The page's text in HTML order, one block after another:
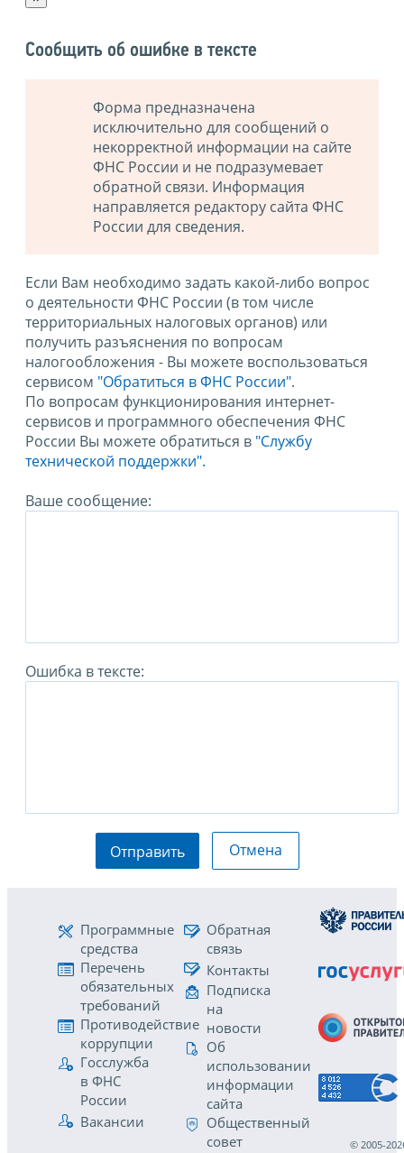
Сообщить об ошибке в тексте
Форма предназначена
исключительно для сообщений о
некорректной информации на сайте
ФНС России и не подразумевает
обратной связи. Информация
направляется редактору сайта ФНС
России для сведения.
Если Вам необходимо задать какой-либо вопрос
о деятельности ФНС России (в том числе
территориальных налоговых органов) или
получить разъяснения по вопросам
налогообложения - Вы можете воспользоваться
сервисом "Обратиться в ФНС России".
По вопросам функционирования интернет-
сервисов и программного обеспечения ФНС
России Вы можете обратиться в "Службу
технической поддержки".
Ваше сообщение:
Ошибка в тексте:
Отправить Отмена
Программные
средства
Перечень
обязательных
требований
Противодействие
коррупции
Госслужба
в ФНС
России
Вакансии
Обратная
связь
Контакты
Подписка
на
новости
Об
использовании
информации
сайта
Общественный
совет
© 2005-